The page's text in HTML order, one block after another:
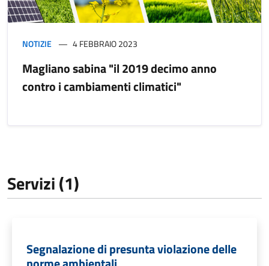
NOTIZIE 4 FEBBRAIO 2023
Magliano sabina "il 2019 decimo anno
contro i cambiamenti climatici"
Servizi (1)
Segnalazione di presunta violazione delle